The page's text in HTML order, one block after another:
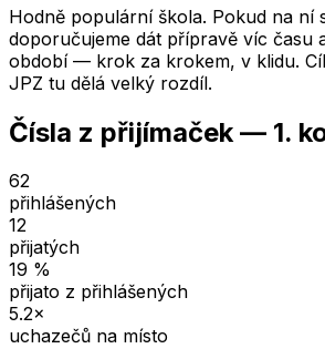
Hodně populární škola. Pokud na ní
doporučujeme dát přípravě víc času
období — krok za krokem, v klidu.
JPZ tu dělá velký rozdíl.
Čísla z přijímaček — 1.
62
přihlášených
12
přijatých
19 %
přijato z přihlášených
5.2×
uchazečů na místo